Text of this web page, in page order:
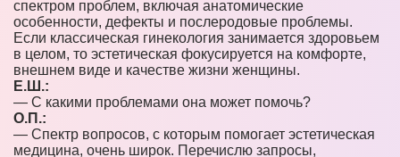
спектром проблем, включая анатомические
особенности, дефекты и послеродовые проблемы.
Если классическая гинекология занимается здоровьем
в целом, то эстетическая фокусируется на комфорте,
внешнем виде и качестве жизни женщины.
Е.Ш.:
— С какими проблемами она может помочь?
О.П.:
— Спектр вопросов, с которым помогает эстетическая
медицина, очень широк. Перечислю запросы,